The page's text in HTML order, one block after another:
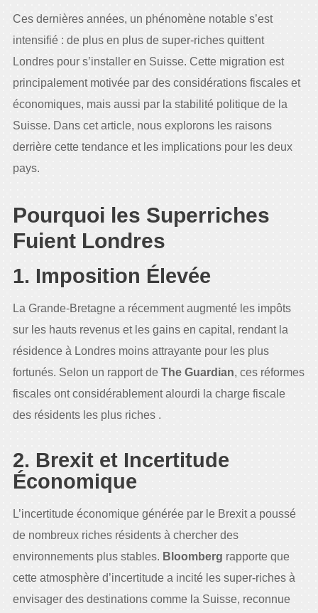
Ces dernières années, un phénomène notable s’est
intensifié : de plus en plus de super-riches quittent
Londres pour s’installer en Suisse. Cette migration est
principalement motivée par des considérations fiscales et
économiques, mais aussi par la stabilité politique de la
Suisse. Dans cet article, nous explorons les raisons
derrière cette tendance et les implications pour les deux
pays.
Pourquoi les Superriches
Fuient Londres
1. Imposition Élevée
La Grande-Bretagne a récemment augmenté les impôts
sur les hauts revenus et les gains en capital, rendant la
résidence à Londres moins attrayante pour les plus
fortunés. Selon un rapport deThe Guardian, ces réformes
fiscales ont considérablement alourdi la charge fiscale
des résidents les plus riches .
2. Brexit et Incertitude
Économique
L’incertitude économique générée par le Brexit a poussé
de nombreux riches résidents à chercher des
environnements plus stables. Bloomberg rapporte que
cette atmosphère d’incertitude a incité les super-riches à
envisager des destinations comme la Suisse, reconnue